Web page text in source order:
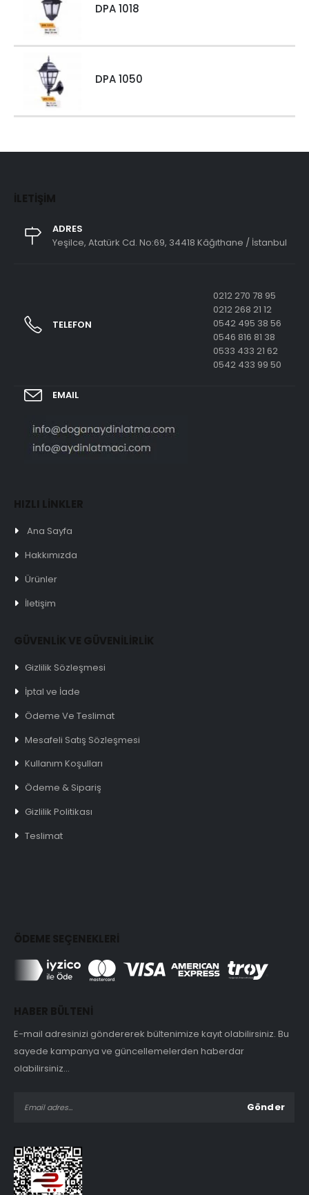
DPA 1018
DPA 1050
İLETIŞIM
ADRES
Yeşilce, Atatürk Cd. No:69, 34418 Kâğıthane / İstanbul
TELEFON
0212 270 78 95
0212 268 21 12
0542 495 38 56
0546 816 81 38
0533 433 21 62
0542 433 99 50
EMAIL
HIZLI LİNKLER
Ana Sayfa
Hakkımızda
Ürünler
İletişim
GÜVENLİK VE GÜVENİLİRLİK
Gizlilik Sözleşmesi
İptal ve İade
Ödeme Ve Teslimat
Mesafeli Satış Sözleşmesi
Kullanım Koşulları
Ödeme & Sipariş
Gizlilik Politikası
Teslimat
ÖDEME SEÇENEKLERİ
HABER BÜLTENİ
E-mail adresinizi göndererek bültenimize kayıt olabilirsiniz. Bu
sayede kampanya ve güncellemelerden haberdar
olabilirsiniz...